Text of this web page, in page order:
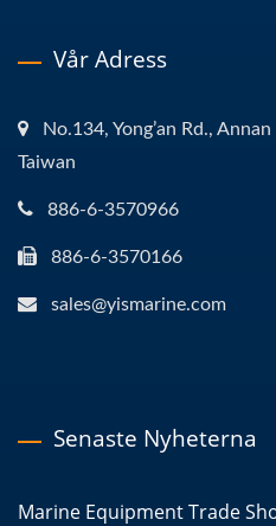
Vår Adress
No.134, Yong’an Rd.,
Taiwan
886-6-3570966
886-6-3570166
sales@yismarine.com
Senaste Nyheterna
Marine Equipment Trade